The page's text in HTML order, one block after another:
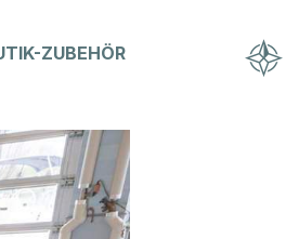
ZUBEHÖR
50
Romanshorn
461 16 16
boote.ch